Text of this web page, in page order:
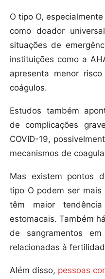
O tipo O,
como doador
situações de
instituições como a
apresenta menor
coágulos.
Estudos também
de complicações
COVID-19,
mecanismos de
Mas existem pontos
tipo O podem ser mais
têm maior
estomacais. Também
de sangramentos
relacionadas à
Além disso, pessoas